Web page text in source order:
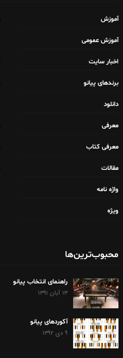
آموزش
آموزش عمومی
اخبار سایت
برندهای پیانو
دانلود
معرفی
معرفی کتاب
مقالات
واژه نامه
ویژه
محبوب‌ترین‌ها
راهنمای انتخاب پیانو
۱۳ آبان ۱۳۹۱
آکوردهای پیانو
۹ دی ۱۳۹۲